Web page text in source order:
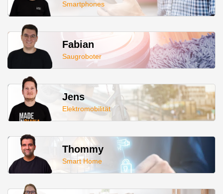
Smartphones
Fabian
Saugroboter
Jens
Elektromobilität
Thommy
Smart Home